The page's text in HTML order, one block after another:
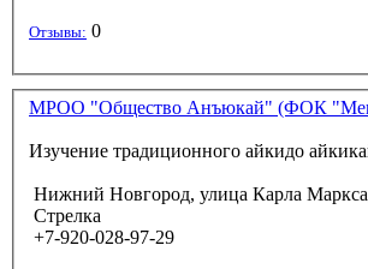
Отзывы: 0
МРОО "Общество Анъюкай" (ФОК
Изучение традиционного айкидо
Нижний Новгород, улица Карла
Стрелка
+7-920-028-97-29